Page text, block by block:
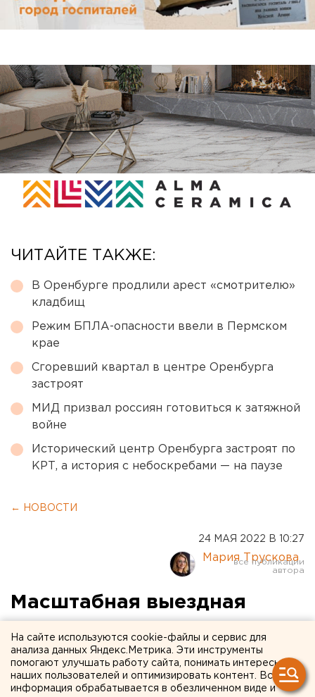
ЧИТАЙТЕ ТАКЖЕ:
В Оренбурге продлили арест «смотрителю»
кладбищ
Режим БПЛА-опасности ввели в Пермском
крае
Сгоревший квартал в центре Оренбурга
застроят
МИД призвал россиян готовиться к затяжной
войне
Исторический центр Оренбурга застроят по
КРТ, а история с небоскребами — на паузе
← НОВОСТИ
24 МАЯ 2022 В 10:27
Мария Трускова
Масштабная выездная
диспансеризация проходит
в Екатеринбурге. ФОТО
На сайте используются cookie-файлы и сервис для
анализа данных Яндекс.Метрика. Эти инструменты
помогают улучшать работу сайта, понимать интересы
наших пользователей и оптимизировать контент. Вся
информация обрабатывается в обезличенном виде и